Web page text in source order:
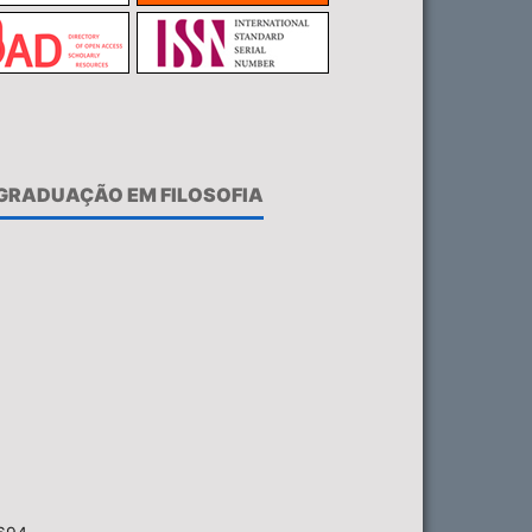
EM FILOSOFIA